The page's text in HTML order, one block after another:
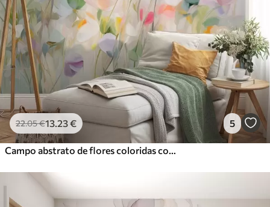
56.6734.00 €/m²
Vinil Premium
65 .00 .00€/m²
Peel and Stick
81.6749.00€/m²
22.05€13 .23€ 5